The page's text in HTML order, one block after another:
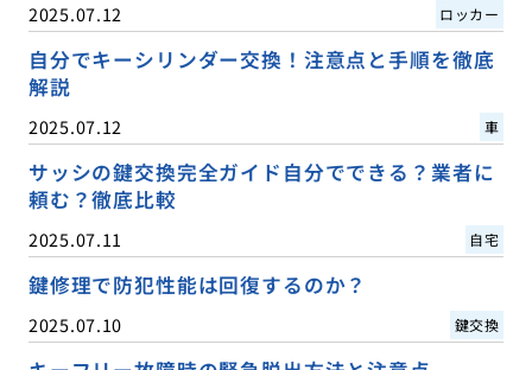
2025.07.12 ロッカー
自分でキーシリンダー交換！注意点と手順を徹底
解説
2025.07.12 車
サッシの鍵交換完全ガイド自分でできる？業者に
頼む？徹底比較
2025.07.11 自宅
鍵修理で防犯性能は回復するのか？
2025.07.10 鍵交換